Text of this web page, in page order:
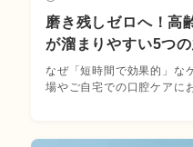
磨き残しゼロへ！高
が溜まりやすい5つの
なぜ「短時間で効果的」な
場やご自宅での口腔ケアに